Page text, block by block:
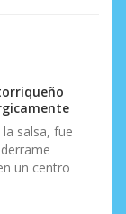
salsa, fue
un centro